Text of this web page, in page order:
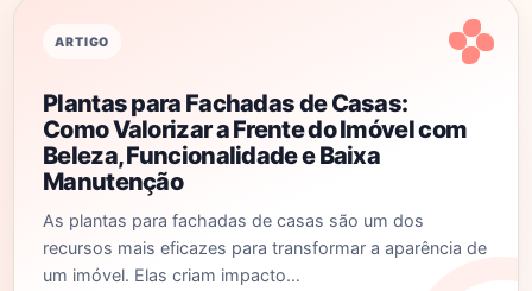
ARTIGO
Plantas para Fachadas de Casas:
Como Valorizar a Frente do Imóvel com
Beleza, Funcionalidade e Baixa
Manutenção
As plantas para fachadas de casas são um dos
recursos mais eficazes para transformar a aparência de
um imóvel. Elas criam impacto…